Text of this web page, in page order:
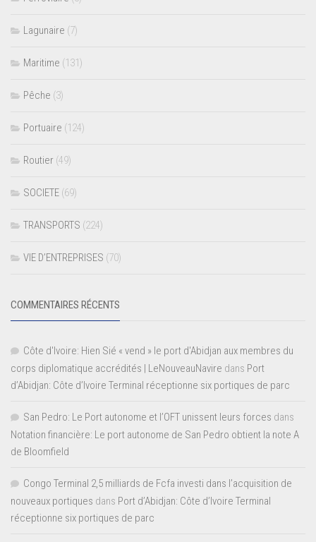
Lagunaire (7)
Maritime (131)
Pêche (3)
Portuaire (124)
Routier (49)
SOCIETE (69)
TRANSPORTS (224)
VIE D’ENTREPRISES (70)
COMMENTAIRES RÉCENTS
Côte d'Ivoire: Hien Sié « vend » le port d'Abidjan aux membres du
corps diplomatique accrédités | LeNouveauNavire dans Port
d’Abidjan: Côte d’Ivoire Terminal réceptionne six portiques de parc
San Pedro: Le Port autonome et l’OFT unissent leurs forces dans
Notation financière: Le port autonome de San Pedro obtient la note A
de Bloomfield
Congo Terminal 2,5 milliards de Fcfa investi dans l’acquisition de
nouveaux portiques dans Port d’Abidjan: Côte d’Ivoire Terminal
réceptionne six portiques de parc